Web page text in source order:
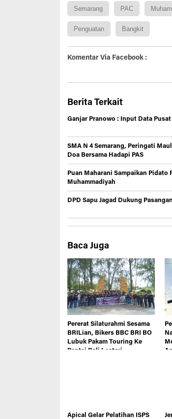
Semarang PAC
Penguatan Bangkit
Komentar Via Facebook :
Berita Terkait
Ganjar Pranowo : Input Data
SMA N 4 Semarang, Peringati
Doa Bersama Hadapi PAS
Puan Maharani Sampaikan Pidato
Muhammadiyah
DPD Sapu Jagad Dukung
Baca Juga
Pererat Silaturahmi Sesama
BRILian, Bikers BBC BRI BO
Lubuk Pakam Touring Ke
Pantai Bali Lestari
Apical Gelar Pelatihan ISPS